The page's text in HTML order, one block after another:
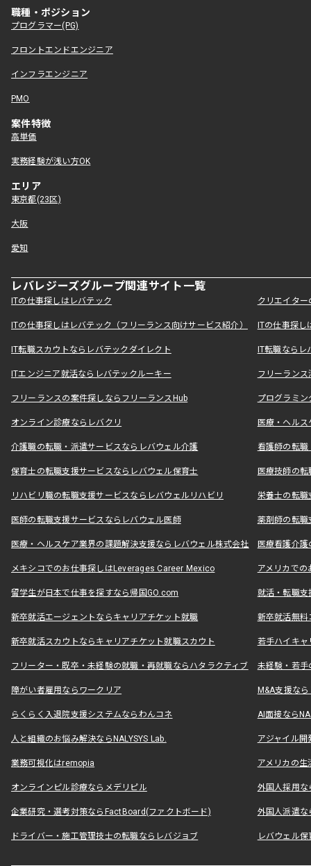
職種・ポジション
プログラマー(PG)
フロントエンドエンジニア
インフラエンジニア
PMO
案件特徴
高単価
実務経験が浅い方OK
エリア
東京都(23区)
大阪
愛知
レバレジーズグループ関連サイト一覧
ITの仕事探しはレバテック クリエイタ
ITの仕事探しはレバテック（フリーランス向けサービス紹介） ITの仕事探
IT転職スカウトならレバテックダイレクト IT転職なら
ITエンジニア就活ならレバテックルーキー フリーラン
フリーランスの案件探しならフリーランスHub プログラミ
オンライン診療ならレバクリ 医療・ヘル
介護職の転職・派遣サービスならレバウェル介護 看護師の転
保育士の転職支援サービスならレバウェル保育士 医療技師の
リハビリ職の転職支援サービスならレバウェルリハビリ 栄養士の転
医師の転職支援サービスならレバウェル医師 薬剤師の転
医療・ヘルスケア業界の課題解決支援ならレバウェル株式会社 医療看護介
メキシコでのお仕事探しはLeverages Career Mexico アメリカで
留学生が日本で仕事を探すなら帰国GO.com 就活・転職
新卒就活エージェントならキャリアチケット就職 新卒就活無料
新卒就活スカウトならキャリアチケット就職スカウト 若手ハイキ
フリーター・既卒・未経験の就職・再就職ならハタラクティブ 未経験・若手
障がい者雇用ならワークリア M&A支援な
らくらく入退院支援システムならわんコネ AI面接なら
人と組織のお悩み解決ならNALYSYS Lab. アジャイル
業務可視化はremopia アメリカの
オンラインピル診療ならメデリピル 外国人採用
企業研究・選考対策ならFactBoard(ファクトボード) 外国人派遣な
ドライバー・施工管理技士の転職ならレバジョブ レバウェル